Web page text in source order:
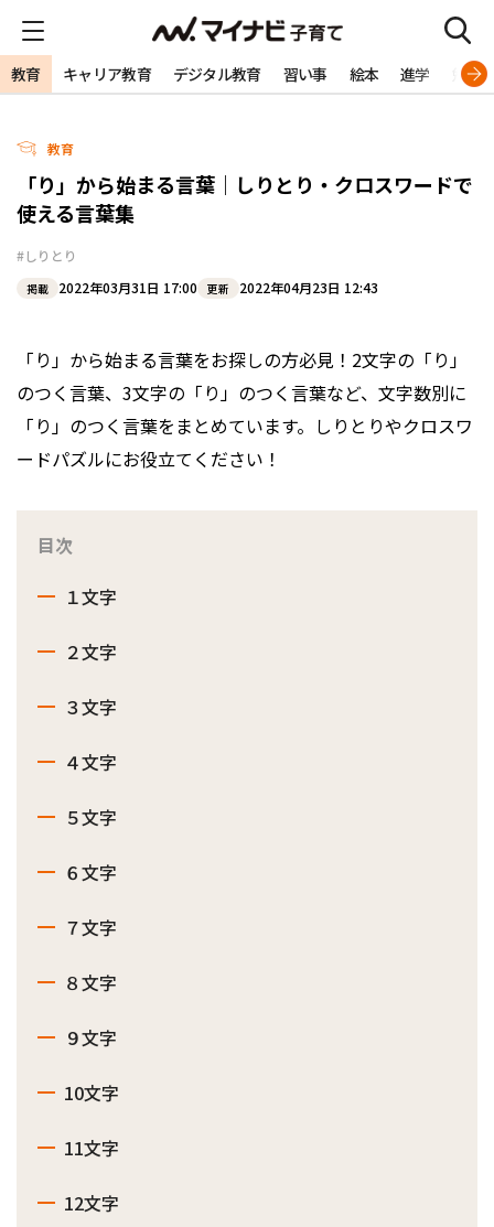
教育 キャリア教育 デジタル教育 習い事 絵本 進学 勉強
教育
「り」から始まる言葉｜しりとり・クロスワードで
使える言葉集
#しりとり
掲載 2022年03月31日 17:00 更新 2022年04月23日 12:43
「り」から始まる言葉をお探しの方必見！2文字の「り」
のつく言葉、3文字の「り」のつく言葉など、文字数別に
「り」のつく言葉をまとめています。しりとりやクロスワ
ードパズルにお役立てください！
目次
１文字
２文字
３文字
４文字
５文字
６文字
７文字
８文字
９文字
10文字
11文字
12文字